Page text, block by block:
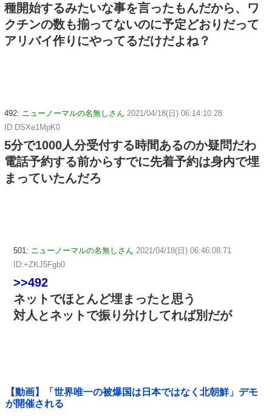
種開始するみたいな事を言ったもんだから、ワ
クチンの数も揃ってないのに予定どおりだって
アリバイ作りにやってるだけだよね？
492: ニューノーマルの名無しさん 2021/04/18(日) 06:14:10.28
ID:DSXe1MpK0
5分で1000人分受付する時間あるのか疑問だわ
電話予約する前からすでに先着予約は身内で埋
まっていたんだろ
501: ニューノーマルの名無しさん 2021/04/18(日) 06:46:08.71
ID:+ZKJ5Fgb0
>>492
ネットでほとんど埋まったと思う
対人とネットで振り分けしてれば別だが
【動画】「世界唯一の被爆国は日本ではなく北朝鮮」デモ
が開催される